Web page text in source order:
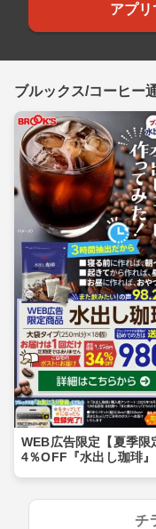
アプ
ブルックス/コーヒー
WEB広告限定【夏季限
4％OFF『水出し珈琲』
チ